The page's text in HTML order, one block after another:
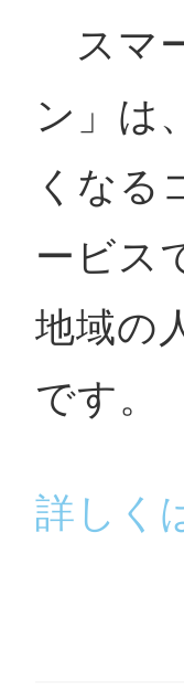
スマ
ン」は
くなる
ービス
地域の
です。
詳しく